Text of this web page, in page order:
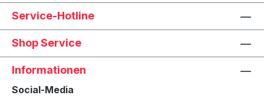
Service-Hotline
Shop Service
Informationen
Social-Media